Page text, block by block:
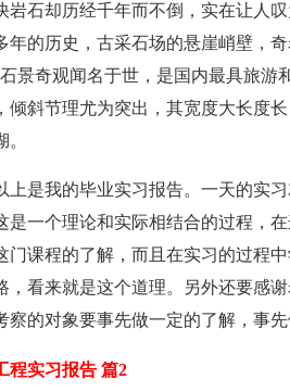
岩石却历经千年而不倒，实在让人
年的历史，古采石场的悬崖峭壁，
景奇观闻名于世，是国内最具旅游
倾斜节理尤为突出，其宽度大长度
。
上是我的毕业实习报告。一天的实
是一个理论和实际相结合的过程，
门课程的了解，而且在实习的过程
，看来就是这个道理。另外还要感
察的对象要事先做一定的了解，事
程实习报告 篇2